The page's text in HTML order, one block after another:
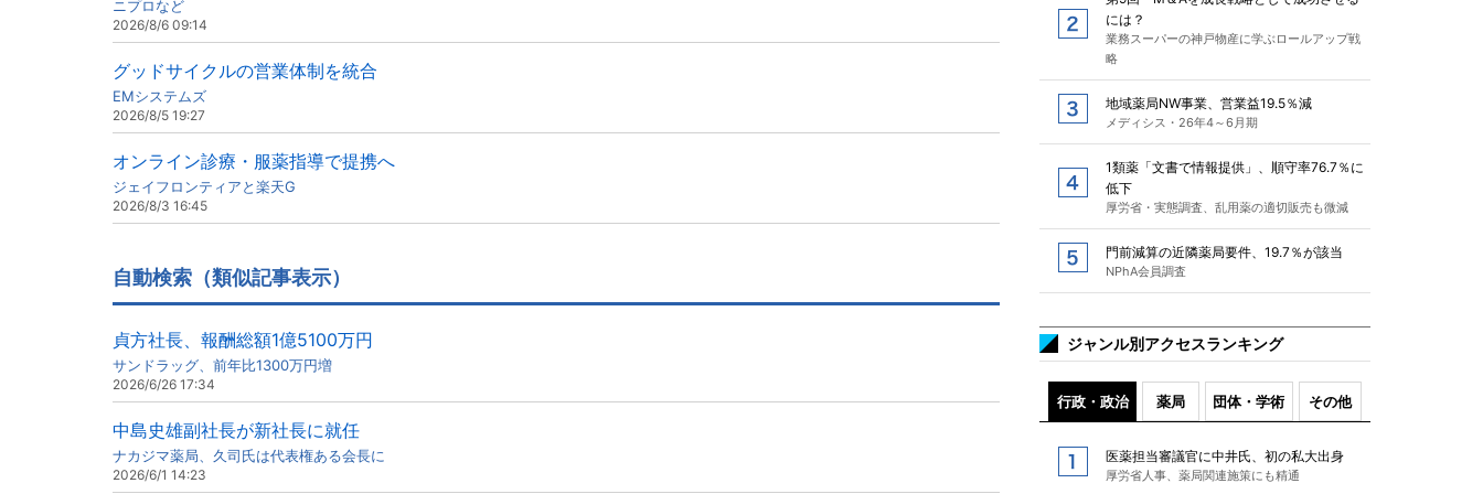
ニプロなど
2026/8/6 09:14
グッドサイクルの営業体制を統合
EMシステムズ
2026/8/5 19:27
オンライン診療・服薬指導で提携へ
ジェイフロンティアと楽天G
2026/8/3 16:45
自動検索（類似記事表示）
貞方社長、報酬総額1億5100万円
サンドラッグ、前年比1300万円増
2026/6/26 17:34
中島史雄副社長が新社長に就任
ナカジマ薬局、久司氏は代表権ある会長に
2026/6/1 14:23
には？
業務スーパーの神戸物産に学ぶロールアップ戦
略
地域薬局NW事業、営業益19.5％減
メディシス・26年4～6月期
1類薬「文書で情報提供」、順守率76.7％に
低下
厚労省・実態調査、乱用薬の適切販売も微減
門前減算の近隣薬局要件、19.7％が該当
NPhA会員調査
ジャンル別アクセスランキング
行政・政治 薬局 団体・学術 その他
医薬担当審議官に中井氏、初の私大出身
厚労省人事、薬局関連施策にも精通